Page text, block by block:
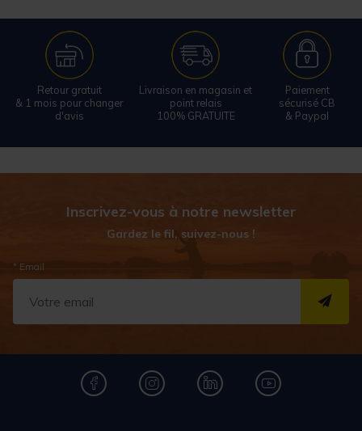
Retour gratuit
& 1 mois pour changer
d'avis
Livraison en magasin et
point relais
100% GRATUITE
Paiement
sécurisé CB
& Paypal
Inscrivez-vous à notre newsletter
Gardez le fil, suivez-nous !
* Email